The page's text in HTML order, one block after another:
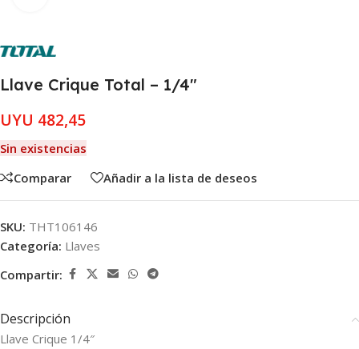
Llave Crique Total – 1/4″
UYU 482,45
Sin existencias
Comparar
Añadir a la lista de deseos
SKU: THT106146
Categoría: Llaves
Compartir:
Descripción
Llave Crique 1/4″